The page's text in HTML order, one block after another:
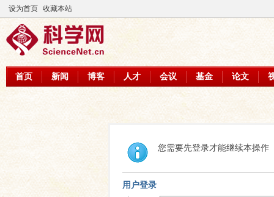
设为首页 收藏本站
首页 新闻 博客 人才 会议 基金 论文
您需要先登录才能继续本操作
用户登录